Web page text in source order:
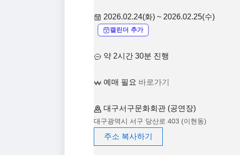
2026.02.24(화) ~ 2026.02.25(수)
캘린더 추가
약 2시간 30분 진행
예매 필요 바로가기
대구서구문화회관 (공연장)
대구광역시 서구 당산로 403 (이현동)
주소 복사하기